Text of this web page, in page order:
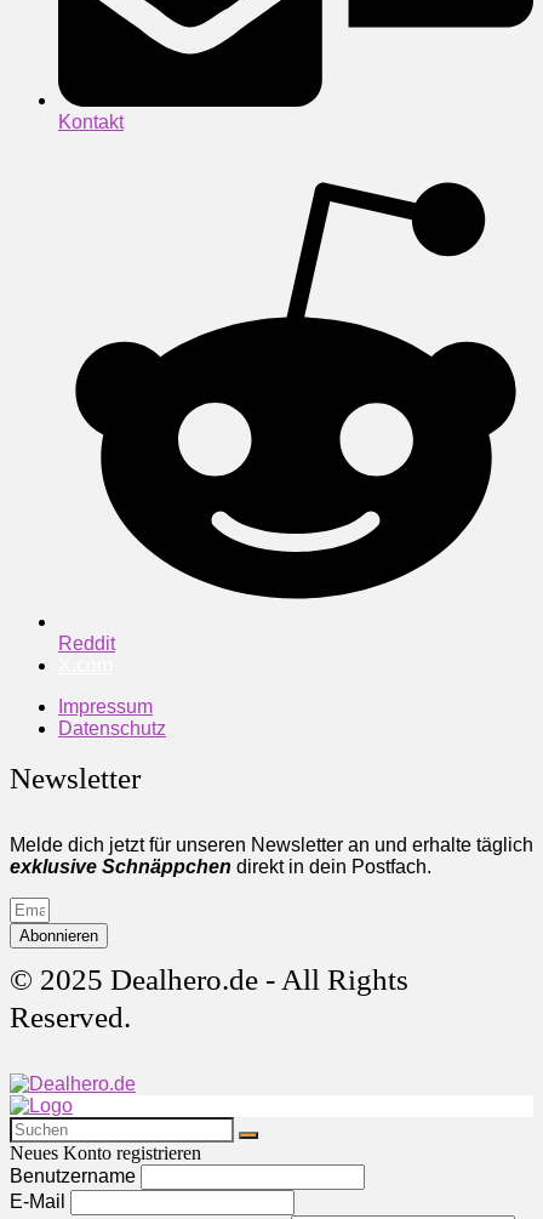
Kontakt
Reddit
Impressum
Datenschutz
Newsletter
Melde dich jetzt für unseren Newsletter an und erhalte täglich
exklusive Schnäppchen direkt in dein Postfach.
Abonnieren
© 2025 Dealhero.de - All Rights
Reserved.
Neues Konto registrieren
Benutzername
E-Mail